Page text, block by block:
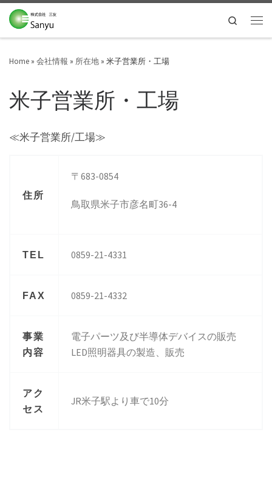
Skip to content
Search
Home » 会社情報 » 所在地 » 米子営業所・工場
米子営業所・工場
≪米子営業所/工場≫
住所
〒683-0854
鳥取県米子市彦名町36-4
TEL 0859-21-4331
FAX 0859-21-4332
事業
内容
電子パーツ及び半導体デバイスの販売
LED照明器具の製造、販売
アク
セス
JR米子駅より車で10分